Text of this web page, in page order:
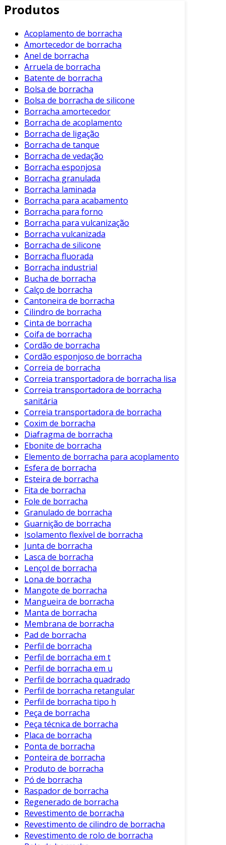
Entre os benefícios que as bolsas de borracha
oferecem, destacam-se:
Resistência à Água: A borracha é
impermeável, protegendo o conteúdo de
umidade e respingos.
Durabilidade: Resistentes a rasgos e
desgastes, garantem uma vida útil
prolongada.
Fácil Limpeza: Podem ser lavadas
rapidamente, mantendo a higiene e o
aspecto novo.
Variedade de Estilos
cores e formatos disponíveis, atendendo a
diferentes preferências.
Leveza: Apesar da resistência, muitas
bolsas de borracha são leves e fáceis de
transportar.
Essas características tornam a bolsa de
borracha uma escolha inteligente para diversas
necessidades diárias.
Aplicações Comuns
As bolsas de borracha não se limitam apenas
ao uso casual. Elas são bastante versáteis e
podem ser utilizadas em diversas situações,
como:
Transporte de Materiais: Ideal para
indústrias e canteiros de obras em que a
resistência é fundamental.
Uso em Atividades Recreativas: Perfeita
para praias ou piqueniques, onde a
proteção contra umidade é essencial.
Organização Doméstica: Excelente para
armazenar itens em casa, mantendo-os
secos e organizados.
Transporte de Produtos Químicos
Algumas versões são especialmente
projetadas para lidar com substâncias
perigosas, garantindo segurança
adicional.
Portanto, a bolsa de borracha se adapta a
diversas necessidades, tornando-se um item
prático para quem a utiliza.
Cuidados e Manutenção
Para prolongar a vida útil da bolsa de borracha,
algumas práticas são recomendadas. Assim,
você garante que seu investimento traga
benefícios a longo prazo. Confira a seguir:
Limpeza Regular : Utilize água e sabão
neutro para higienizar a bolsa após o uso.
Armazenamento Adequado
exposição prolongada à luz solar para
prevenir o ressecamento da borracha.
Verificação de Danos
periodicamente por desgastes ou furos,
consertando-os imediatamente.
Seguir essas dicas simples pode fazer toda a
diferença na conservação da sua bolsa.
Conclusão
Produtos
Acoplamento de borracha
Amortecedor de borracha
Anel de borracha
Arruela de borracha
Batente de borracha
Bolsa de borracha
Bolsa de borracha de silicone
Borracha amortecedor
Borracha de acoplamento
Borracha de ligação
Borracha de tanque
Borracha de vedação
Borracha esponjosa
Borracha granulada
Borracha laminada
Borracha para acabamento
Borracha para forno
Borracha para vulcanização
Borracha vulcanizada
Borracha de silicone
Borracha fluorada
Borracha industrial
Bucha de borracha
Calço de borracha
Cantoneira de borracha
Cilindro de borracha
Cinta de borracha
Coifa de borracha
Cordão de borracha
Cordão esponjoso de borracha
Correia de borracha
Correia transportadora de borracha lisa
Correia transportadora de borracha
sanitária
Correia transportadora de borracha
Coxim de borracha
Diafragma de borracha
Ebonite de borracha
Elemento de borracha para acoplamento
Esfera de borracha
Esteira de borracha
Fita de borracha
Fole de borracha
Granulado de borracha
Guarnição de borracha
Isolamento flexível de borracha
Junta de borracha
Lasca de borracha
Lençol de borracha
Lona de borracha
Mangote de borracha
Mangueira de borracha
Manta de borracha
Membrana de borracha
Pad de borracha
Perfil de borracha
Perfil de borracha em t
Perfil de borracha em u
Perfil de borracha quadrado
Perfil de borracha retangular
Perfil de borracha tipo h
Peça de borracha
Peça técnica de borracha
Placa de borracha
Ponta de borracha
Ponteira de borracha
Produto de borracha
Pó de borracha
Raspador de borracha
Regenerado de borracha
Revestimento de borracha
Revestimento de cilindro de borracha
Revestimento de rolo de borracha